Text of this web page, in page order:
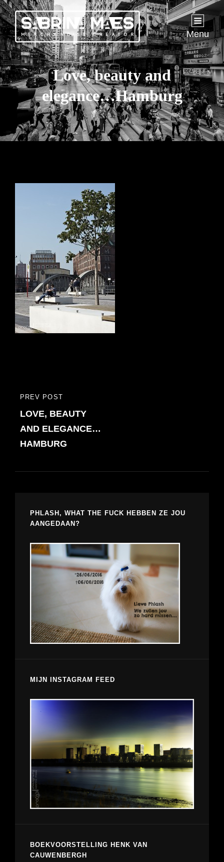
Menu
Love, beauty and
elegance…Hamburg
Bericht
navigatie
PREVIOUS
POST
PREV POST
LOVE, BEAUTY
AND ELEGANCE…
HAMBURG
PHLASH, WHAT THE FUCK HEBBEN ZE JOU
AANGEDAAN?
MIJN INSTAGRAM FEED
BOEKVOORSTELLING HENK VAN
CAUWENBERGH